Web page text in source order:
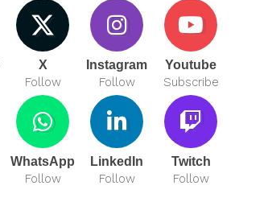
X
Follow
Instagram
Follow
Youtube
Subscribe
WhatsApp
Follow
LinkedIn
Follow
Twitch
Follow